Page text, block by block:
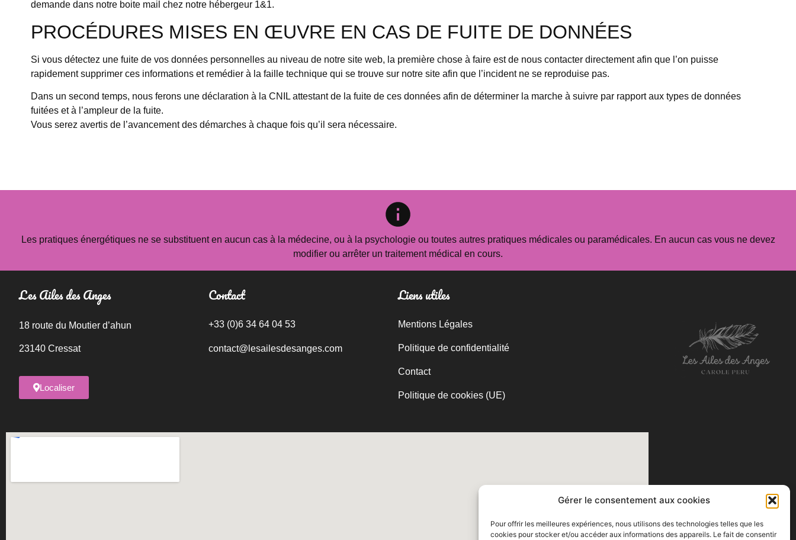
Gérer le consentement aux cookies
Pour offrir les meilleures expériences, nous utilisons des technologies telles que les
cookies pour stocker et/ou accéder aux informations des appareils. Le fait de consentir
demande dans notre boite mail chez notre hébergeur 1&1.
PROCÉDURES MISES EN ŒUVRE EN CAS DE FUITE DE DONNÉES
Si vous détectez une fuite de vos données personnelles au niveau de notre site web, la première chose à faire est de nous contacter directement afin que l’on puisse
rapidement supprimer ces informations et remédier à la faille technique qui se trouve sur notre site afin que l’incident ne se reproduise pas.
Dans un second temps, nous ferons une déclaration à la CNIL attestant de la fuite de ces données afin de déterminer la marche à suivre par rapport aux types de données
fuitées et à l’ampleur de la fuite.
Vous serez avertis de l’avancement des démarches à chaque fois qu’il sera nécessaire.
Les pratiques énergétiques ne se substituent en aucun cas à la médecine, ou à la psychologie ou toutes autres pratiques médicales ou paramédicales. En aucun cas vous ne devez
modifier ou arrêter un traitement médical en cours.
Les Ailes des Anges
18 route du Moutier d’ahun
23140 Cressat
Localiser
Contact
+33 (0)6 34 64 04 53
contact@lesailesdesanges.com
Liens utiles
Mentions Légales
Politique de confidentialité
Contact
Politique de cookies (UE)